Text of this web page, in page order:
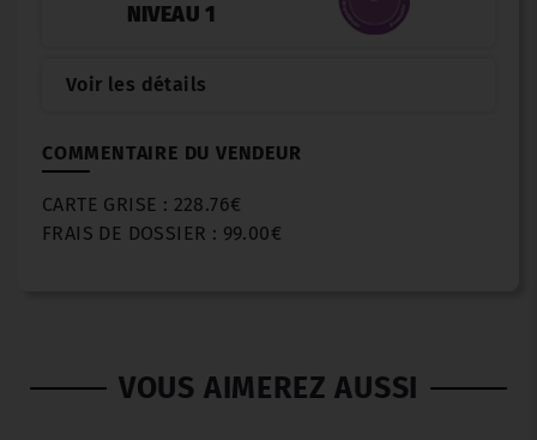
NIVEAU 1
Voir les détails
COMMENTAIRE DU VENDEUR
CARTE GRISE : 228.76€
FRAIS DE DOSSIER : 99.00€
VOUS AIMEREZ AUSSI